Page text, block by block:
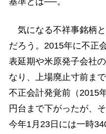
気になる不祥事銘柄と
だろう。2015年に不正
表延期や米原発子会社
なり、上場廃止寸前ま
不正会計発覚前（2015
円台まで下がったが、
今年1月23日には一時